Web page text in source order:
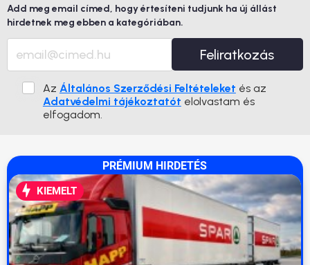
Add meg email címed, hogy értesíteni tudjunk ha új állást
hirdetnek meg ebben a kategóriában.
Feliratkozás
Az Általános Szerződési Feltételeket és az
Adatvédelmi tájékoztatót elolvastam és
elfogadom.
PRÉMIUM HIRDETÉS
KIEMELT